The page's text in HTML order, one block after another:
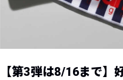
【第3弾は8/16まで】